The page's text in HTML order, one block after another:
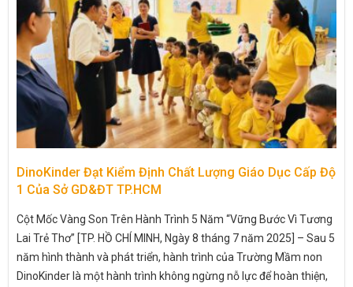
DinoKinder Đạt Kiểm Định Chất Lượng Giáo Dục Cấp Độ
1 Của Sở GD&ĐT TP.HCM
Cột Mốc Vàng Son Trên Hành Trình 5 Năm “Vững Bước Vì Tương
Lai Trẻ Thơ” [TP. HỒ CHÍ MINH, Ngày 8 tháng 7 năm 2025] – Sau 5
năm hình thành và phát triển, hành trình của Trường Mầm non
DinoKinder là một hành trình không ngừng nỗ lực để hoàn thiện,